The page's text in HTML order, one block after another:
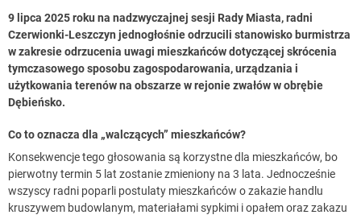
9 lipca 2025 roku na nadzwyczajnej sesji Rady Miasta, radni
Czerwionki-Leszczyn jednogłośnie odrzucili stanowisko burmistrza
w zakresie odrzucenia uwagi mieszkańców dotyczącej skrócenia
tymczasowego sposobu zagospodarowania, urządzania i
użytkowania terenów na obszarze w rejonie zwałów w obrębie
Dębieńsko.
Co to oznacza dla „walczących” mieszkańców?
Konsekwencje tego głosowania są korzystne dla mieszkańców, bo
pierwotny termin 5 lat zostanie zmieniony na 3 lata. Jednocześnie
wszyscy radni poparli postulaty mieszkańców o zakazie handlu
kruszywem budowlanym, materiałami sypkimi i opałem oraz zakazu